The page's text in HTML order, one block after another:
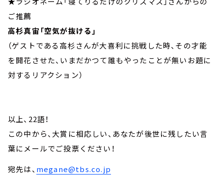
ご推薦
高杉真宙「空気が抜ける」
（ゲストである高杉さんが大喜利に挑戦した時、その才能
を開花させた、いまだかつて誰もやったことが無いお題に
対するリアクション）
以上、22語！
この中から、大賞に相応しい、あなたが後世に残したい言
葉にメールでご投票ください！
宛先は、 megane@tbs.co.jp